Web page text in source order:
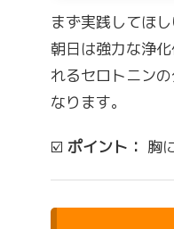
まず実践してほし
朝日は強力な浄
れるセロトニン
なります。
☑️ ポイント： 胸